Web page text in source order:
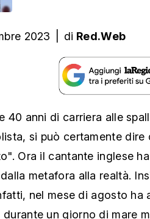
2023 di Red.Web
40 anni di carriera alle
si può certamente dire
Ora il cantante inglese
metafora alla realtà.
nel mese di agosto
durante un giorno di mare